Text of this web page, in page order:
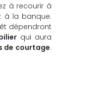
à recourir à
à la banque.
dépendront
qui aura
de courtage.